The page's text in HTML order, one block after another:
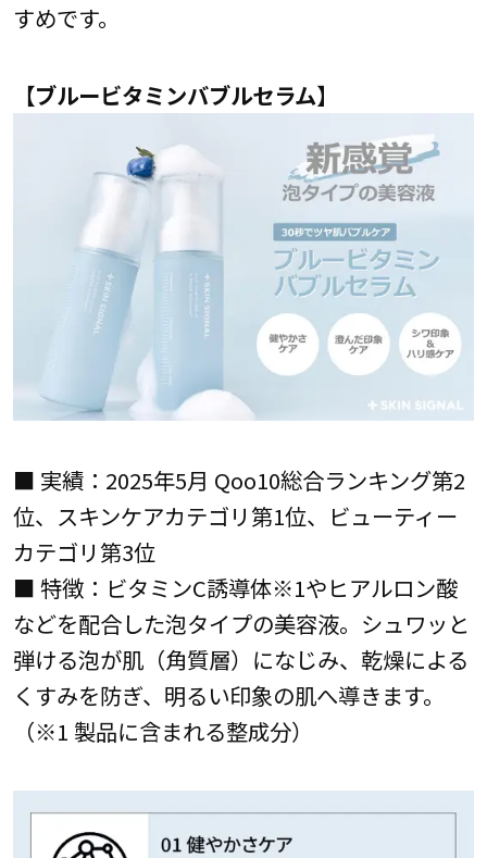
すめです。
【ブルービタミンバブルセラム】
■ 実績：2025年5月 Qoo10総合ランキング第2
位、スキンケアカテゴリ第1位、ビューティー
カテゴリ第3位
■ 特徴：ビタミンC誘導体※1やヒアルロン酸
などを配合した泡タイプの美容液。シュワッと
弾ける泡が肌（角質層）になじみ、乾燥による
くすみを防ぎ、明るい印象の肌へ導きます。
（※1 製品に含まれる整成分）